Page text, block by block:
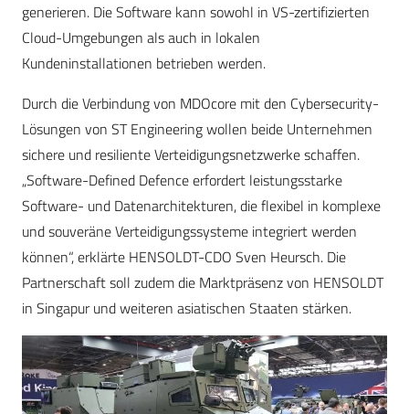
generieren. Die Software kann sowohl in VS-zertifizierten
Cloud-Umgebungen als auch in lokalen
Kundeninstallationen betrieben werden.
Durch die Verbindung von MDOcore mit den Cybersecurity-
Lösungen von ST Engineering wollen beide Unternehmen
sichere und resiliente Verteidigungsnetzwerke schaffen.
„Software-Defined Defence erfordert leistungsstarke
Software- und Datenarchitekturen, die flexibel in komplexe
und souveräne Verteidigungssysteme integriert werden
können“, erklärte HENSOLDT-CDO Sven Heursch. Die
Partnerschaft soll zudem die Marktpräsenz von HENSOLDT
in Singapur und weiteren asiatischen Staaten stärken.